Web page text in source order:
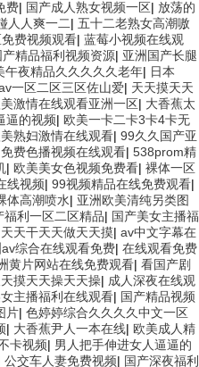
费| 国产成人熟女视频一区| 放荡的
人人爽一二| 五十二老熟女高潮嗷
费视频观看| 蓝莓小视频在线观
产精品福利视频资源| 亚洲国产长腿
午夜精品久久久久久老年| 日本
一区二区三区佐山爱| 天天摸天天
激情在线观看亚洲一区| 大香蕉太
逼的视频| 欧美一卡二卡3卡4卡无
熟妇激情在线观看| 99久久国产亚
免费色播视频在线观看| 538prom精
| 欧美美女色视频免费看| 裸体一区
线视频| 99视频精品在线免费观看|
体高潮喷水| 亚洲欧美清纯另类图
福利一区二区精品| 国产美女主播福
天天干天天做天天摸| av中文字幕在
综合在线观看免费| 在线观看免费
黄片网站在线免费观看| 看国产剧
摸天天操天天操| 成人深夜在线观
主播福利在线观看| 国产精品视频
片| 色婷婷综合久久久久中文一区
| 大香蕉尹人一本在线| 欧美成人精
卡视频| 男人把手伸进女人逼逼的
公交车人妻免费视频| 国产深夜福利